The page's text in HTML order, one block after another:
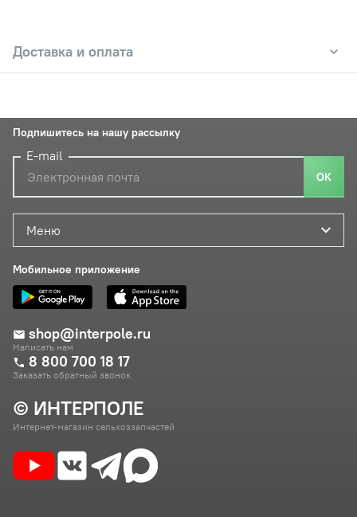
Доставка и оплата
© ИНТЕРПОЛЕ
Интернет-магазин сельхоззапчастей
Меню
Мобильное приложение
shop@interpole.ru
Написать нам
8 800 700 18 17
Заказать обратный звонок
Подпишитесь на нашу рассылку
E-mail
ОК